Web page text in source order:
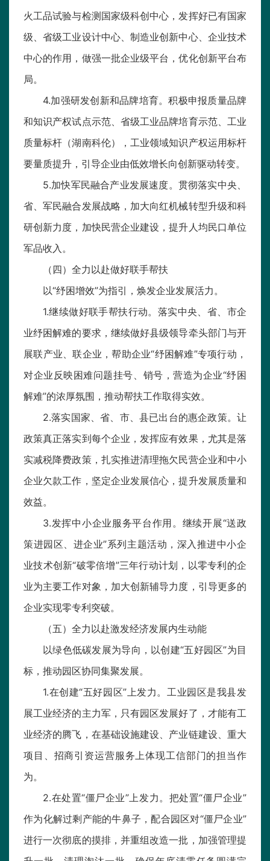
火工品试验与检测国家级科创中心，发挥好已有国家
级、省级工业设计中心、制造业创新中心、企业技术
中心的作用，做强一批企业级平台，优化创新平台布
局。
4.加强研发创新和品牌培育。积极申报质量品牌
和知识产权试点示范、省级工业品牌培育示范、工业
质量标杆（湖南科伦），工业领域知识产权运用标杆
要量质提升，引导企业由低效增长向创新驱动转变。
5.加快军民融合产业发展速度。贯彻落实中央、
省、军民融合发展战略，加大向红机械转型升级和科
研创新力度，加快民营企业建设，提升人均民口单位
军品收入。
（四）全力以赴做好联手帮扶
以“纾困增效”为指引，焕发企业发展活力。
1.继续做好联手帮扶行动。落实中央、省、市企
业纾困解难的要求，继续做好县级领导牵头部门与开
展联产业、联企业，帮助企业“纾困解难”专项行动，
对企业反映困难问题挂号、销号，营造为企业“纾困
解难”的浓厚氛围，推动帮扶工作取得实效。
2.落实国家、省、市、县已出台的惠企政策。让
政策真正落实到每个企业，发挥应有效果，尤其是落
实减税降费政策，扎实推进清理拖欠民营企业和中小
企业欠款工作，坚定企业发展信心，提升发展质量和
效益。
3.发挥中小企业服务平台作用。继续开展“送政
策进园区、进企业”系列主题活动，深入推进中小企
业技术创新“破零倍增”三年行动计划，以零专利的企
业为主要工作对象，加大创新辅导力度，引导更多的
企业实现零专利突破。
（五）全力以赴激发经济发展内生动能
以绿色低碳发展为导向，以创建“五好园区”为目
标，推动园区协同集聚发展。
1.在创建“五好园区”上发力。工业园区是我县发
展工业经济的主力军，只有园区发展好了，才能有工
业经济的腾飞，在基础设施建设、产业链建设、重大
项目、招商引资运营服务上体现工信部门的担当作
为。
2.在处置“僵尸企业”上发力。把处置“僵尸企业”
作为化解过剩产能的牛鼻子，配合园区对“僵尸企业”
进行一次彻底的摸排，并重组改造一批，加强管理提